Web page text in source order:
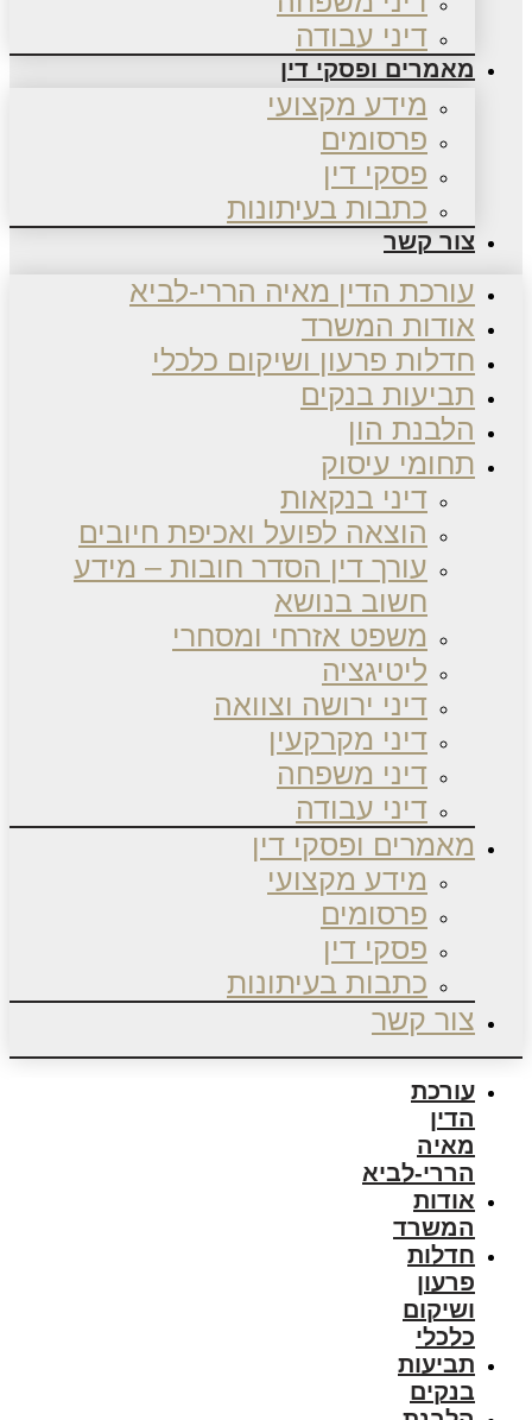
דיני עבודה
מאמרים ופסקי דין
מידע מקצועי
פרסומים
פסקי דין
כתבות בעיתונות
צור קשר
עורכת הדין מאיה הררי-לביא
אודות המשרד
חדלות פרעון ושיקום כלכלי
תביעות בנקים
הלבנת הון
תחומי עיסוק
דיני בנקאות
הוצאה לפועל ואכיפת חיובים
עורך דין הסדר חובות – מידע
חשוב בנושא
משפט אזרחי ומסחרי
ליטיגציה
דיני ירושה וצוואה
דיני מקרקעין
דיני משפחה
דיני עבודה
מאמרים ופסקי דין
מידע מקצועי
פרסומים
פסקי דין
כתבות בעיתונות
צור קשר
עורכת
הדין
מאיה
הררי-לביא
אודות
המשרד
חדלות
פרעון
ושיקום
כלכלי
תביעות
בנקים